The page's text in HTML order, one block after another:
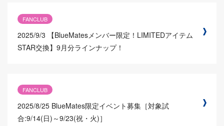
FANCLUB
2025/9/3
【BlueMatesメンバー限定！LIMITEDアイテム
STAR交換】9月分ラインナップ！
FANCLUB
2025/8/25 BlueMates限定イベント募集［対象試
合:9/14(日)～9/23(祝・火)］